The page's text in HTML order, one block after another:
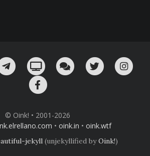
un email!
¡Nuestro canal en Telegram!
Oink! TV Charla con nosotros
Twitter
© Oink! • 2001-2026
• oink.in • oink.wtf
jekyll (unjekyllified byOink!)